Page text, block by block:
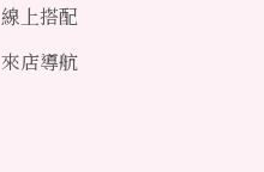
線上搭配
來店導航